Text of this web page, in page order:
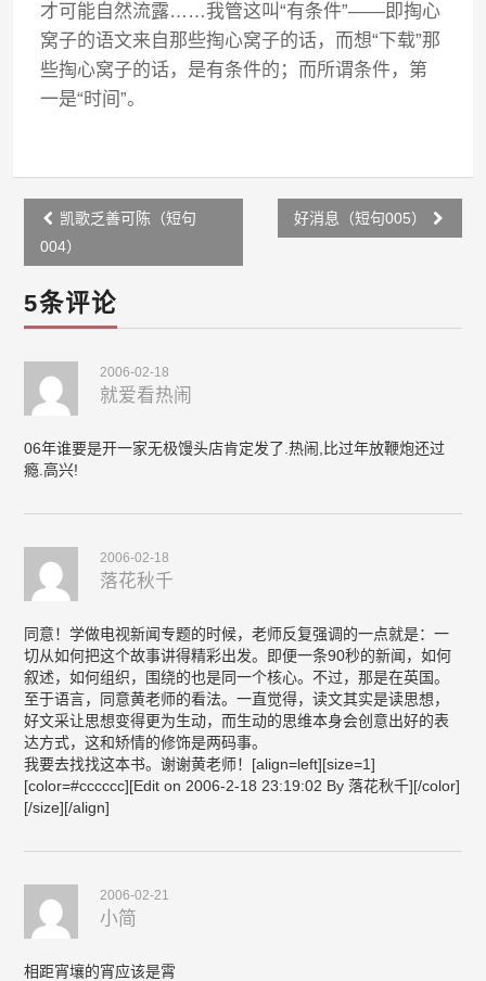
才可能自然流露……我管这叫“有条件”——即掏心
窝子的语文来自那些掏心窝子的话，而想“下载”那
些掏心窝子的话，是有条件的；而所谓条件，第
一是“时间”。
Post
navigation
凯歌乏善可陈（短句
004）
好消息（短句005）
5条评论
2006-02-18
就爱看热闹
06年谁要是开一家无极馒头店肯定发了.热闹,比过年放鞭炮还过
瘾.高兴!
2006-02-18
落花秋千
同意！学做电视新闻专题的时候，老师反复强调的一点就是：一
切从如何把这个故事讲得精彩出发。即便一条90秒的新闻，如何
叙述，如何组织，围绕的也是同一个核心。不过，那是在英国。
至于语言，同意黄老师的看法。一直觉得，读文其实是读思想，
好文采让思想变得更为生动，而生动的思维本身会创意出好的表
达方式，这和矫情的修饰是两码事。
我要去找找这本书。谢谢黄老师！[align=left][size=1]
[color=#cccccc][Edit on 2006-2-18 23:19:02 By 落花秋千][/color]
[/size][/align]
2006-02-21
小简
相距宵壤的宵应该是霄